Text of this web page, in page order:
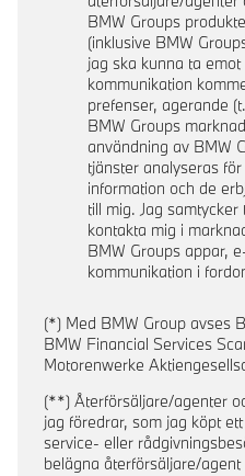
BMW Groups
(inklusive BMW
jag ska kunna ta
kommunikation
prefenser, agerande
BMW Groups
användning av BMW
tjänster analyseras
information och de
till mig. Jag
kontakta mig i
BMW Groups appar,
kommunikation i
(*) Med BMW Group avses
BMW Financial Services
Motorenwerke
(**) Återförsäljare/agenter
jag föredrar, som jag köpt
service- eller
belägna återförsäljare/